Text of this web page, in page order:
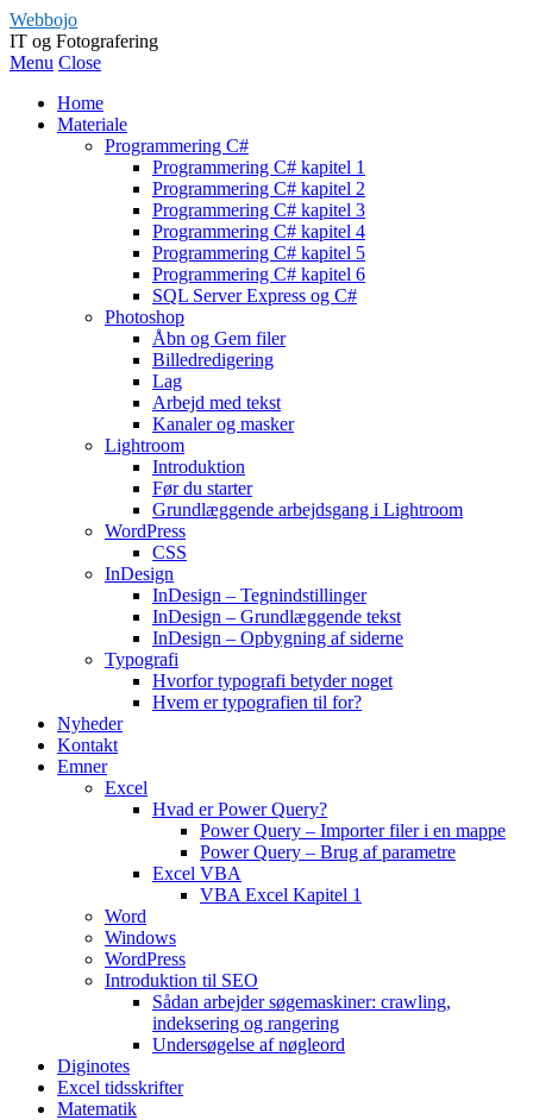
Webbojo
IT og Fotografering
Menu Close
Home
Materiale
Programmering C#
Programmering C# kapitel 1
Programmering C# kapitel 2
Programmering C# kapitel 3
Programmering C# kapitel 4
Programmering C# kapitel 5
Programmering C# kapitel 6
SQL Server Express og C#
Photoshop
Åbn og Gem filer
Billedredigering
Lag
Arbejd med tekst
Kanaler og masker
Lightroom
Introduktion
Før du starter
Grundlæggende arbejdsgang i Lightroom
WordPress
CSS
InDesign
InDesign – Tegnindstillinger
InDesign – Grundlæggende tekst
InDesign – Opbygning af siderne
Typografi
Hvorfor typografi betyder noget
Hvem er typografien til for?
Nyheder
Kontakt
Emner
Excel
Hvad er Power Query?
Power Query – Importer filer i en mappe
Power Query – Brug af parametre
Excel VBA
VBA Excel Kapitel 1
Word
Windows
WordPress
Introduktion til SEO
Sådan arbejder søgemaskiner: crawling,
indeksering og rangering
Undersøgelse af nøgleord
Diginotes
Excel tidsskrifter
Matematik